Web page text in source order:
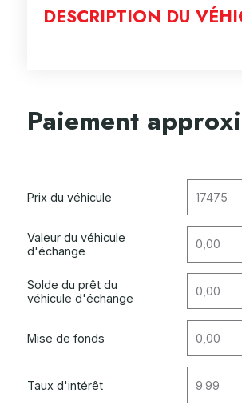
DESCRIPTION DU
Paiement
Prix du véhicule
Valeur du véhicule
d'échange
Solde du prêt du
véhicule d'échange
Mise de fonds
Taux d'intérêt